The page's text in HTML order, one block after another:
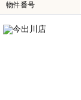
物件番号